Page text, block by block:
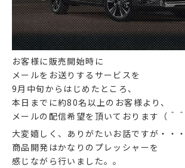
お客様に販売開始時に
メールをお送りするサービスを
9月中旬からはじめたところ、
本日までに約80名以上のお客様より、
メールの配信希望を頂いております（＾＾
大変嬉しく、ありがたいお話ですが・・・
商品開発はかなりのプレッシャーを
感じながら行いました。。